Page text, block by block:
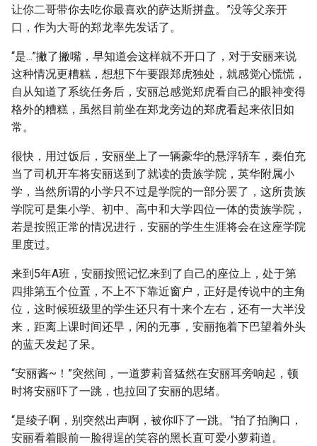
让你二哥带你去吃你最喜欢的萨达斯拼盘。”没等父亲开
口，作为大哥的郑龙率先发话了。
“是...”撇了撇嘴，早知道会这样就不开口了，对于安丽来说
这种情况更糟糕，想想下午要跟郑虎独处，就感觉心慌慌，
自从知道了系统任务后，安丽总感觉郑虎看自己的眼神变得
格外的糟糕，虽然目前坐在郑龙旁边的郑虎看起来依旧如
常。
很快，用过饭后，安丽坐上了一辆豪华的悬浮轿车，秦伯充
当了司机开车将安丽送到了就读的贵族学院，英华附属小
学，当然所谓的小学只不过是学院的一部分罢了，这所贵族
学院可是集小学、初中、高中和大学四位一体的贵族学院，
若是按照正常的情况进行，安丽的学生生涯将会在这座学院
里度过。
来到5年A班，安丽按照记忆来到了自己的座位上，处于第
四排第五个位置，不上不下靠近窗户，正好是传说中的主角
位，这时候班级里的学生还只有十来个左右，还有一大半没
来，距离上课时间还早，闲的无事，安丽拖着下巴望着外头
的蓝天发起了呆。
“安丽酱~！”突然间，一道萝莉音猛然在安丽耳旁响起，顿
时将安丽吓了一跳，也拉回了安丽的思绪。
“是绫子啊，别突然出声啊，被你吓了一跳。”拍了拍胸口，
安丽看着眼前一脸得逞的笑容的黑长直可爱小萝莉道。